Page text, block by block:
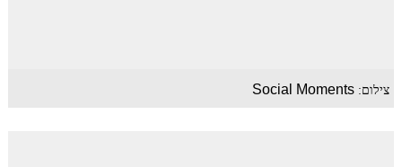
צילום: Social Moments